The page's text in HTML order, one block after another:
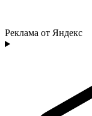
Реклама от Яндекс